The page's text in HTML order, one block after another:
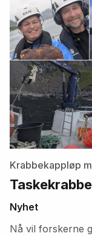
Krabbekappløp
Nyhet
Nå vil forskerne